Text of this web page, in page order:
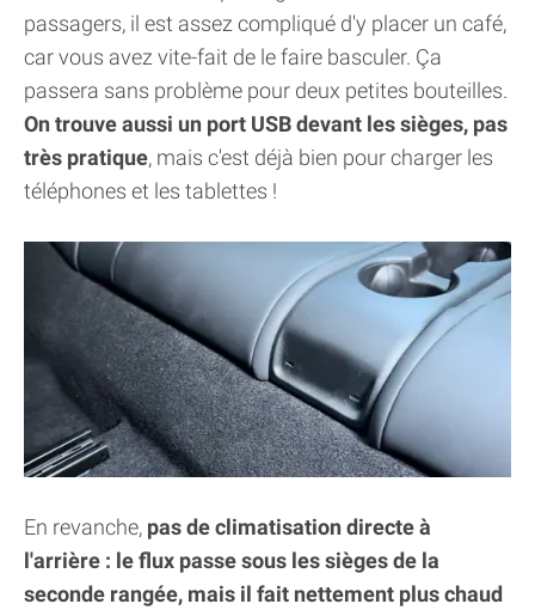
passagers, il est assez compliqué d'y placer un café,
car vous avez vite-fait de le faire basculer. Ça
passera sans problème pour deux petites bouteilles.
On trouve aussi un port USB devant les sièges, pas
très pratique, mais c'est déjà bien pour charger les
téléphones et les tablettes !
En revanche, pas de climatisation directe à
l'arrière : le flux passe sous les sièges de la
seconde rangée, mais il fait nettement plus chaud